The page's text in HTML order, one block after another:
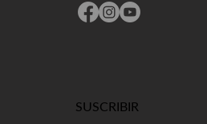
SUSCRIBIR